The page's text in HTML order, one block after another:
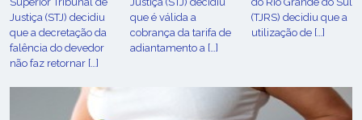
Justiça (STJ) decidiu
que a decretação da
falência do devedor
não faz retornar […]
que é válida a
cobrança da tarifa de
adiantamento a […]
(TJRS) decidiu que a
utilização de […]